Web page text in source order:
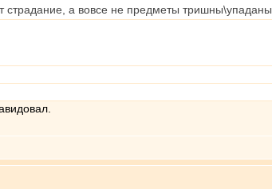
страдание, а вовсе не предметы тришны\упаданы.